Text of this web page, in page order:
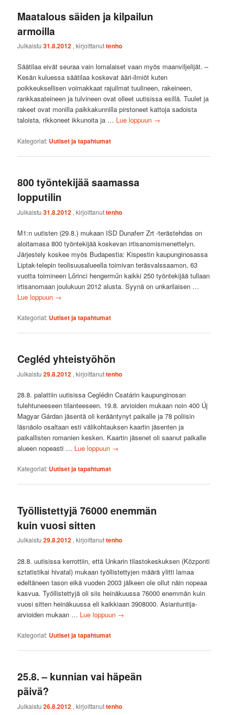
Maatalous säiden ja kilpailun
armoilla
Julkaistu31.8.2012 , kirjoittanuttenho
Säätilaa eivät seuraa vain lomalaiset vaan myös maanviljelijät. –
Kesän kuluessa säätilaa koskevat ääri-ilmiöt kuten
poikkeuksellisen voimakkaat rajuilmat tuulineen, rakeineen,
rankkasateineen ja tulvineen ovat olleet uutisissa esillä. Tuulet ja
rakeet ovat monilla paikkakunnilla pirstoneet kattoja sadoista
taloista, rikkoneet ikkunoita ja … Lue loppuun →
Kategoriat: Uutiset ja tapahtumat
800 työntekijää saamassa
lopputilin
Julkaistu31.8.2012 , kirjoittanuttenho
M1:n uutisten (29.8.) mukaan ISD Dunaferr Zrt -terästehdas on
aloitamasa 800 työntekijää koskevan irtisanomismenettelyn.
Järjestely koskee myös Budapestia: Kispestin kaupunginosassa
Liptak-telepin teolisuusalueella toimivan teräsvalssaamon, 63
vuotta toimineen Lőrinci hengerműn kaikki 250 työntekijää tullaan
irtisanomaan joulukuun 2012 alusta. Syynä on unkarilaisen …
Lue loppuun →
Kategoriat: Uutiset ja tapahtumat
Cegléd yhteistyöhön
Julkaistu29.8.2012 , kirjoittanuttenho
28.8. palattiin uutisissa Ceglédin Csatárin kaupunginosan
tulehtuneeseen tilanteeseen. 19.8. arvioiden mukaan noin 400 Új
Magyar Gárdan jäsentä oli kerääntynyt paikalle ja 78 poliisin
läsnäolo osaltaan esti välikohtauksen kaartin jäsenten ja
paikallisten romanien kesken. Kaartin jäsenet oli saanut paikalle
alueen nopeasti … Lue loppuun →
Kategoriat: Uutiset ja tapahtumat
Työllistettyjä 76000 enemmän
kuin vuosi sitten
Julkaistu29.8.2012 , kirjoittanuttenho
28.8. uutisissa kerrottiin, että Unkarin tilastokeskuksen (Központi
sztatistikai hivatal) mukaan työllistettyjen määrä ylitti lamaa
edeltäneen tason eikä vuoden 2003 jälkeen ole ollut näin nopeaa
kasvua. Työllistettyjä oli siis heinäkuussa 76000 enemmän kuin
vuosi sitten heinäkuussa eli kaikkiaan 3908000. Asiantuntija-
arvioiden mukaan … Lue loppuun →
Kategoriat: Uutiset ja tapahtumat
25.8. – kunnian vai häpeän
päivä?
Julkaistu26.8.2012 , kirjoittanuttenho